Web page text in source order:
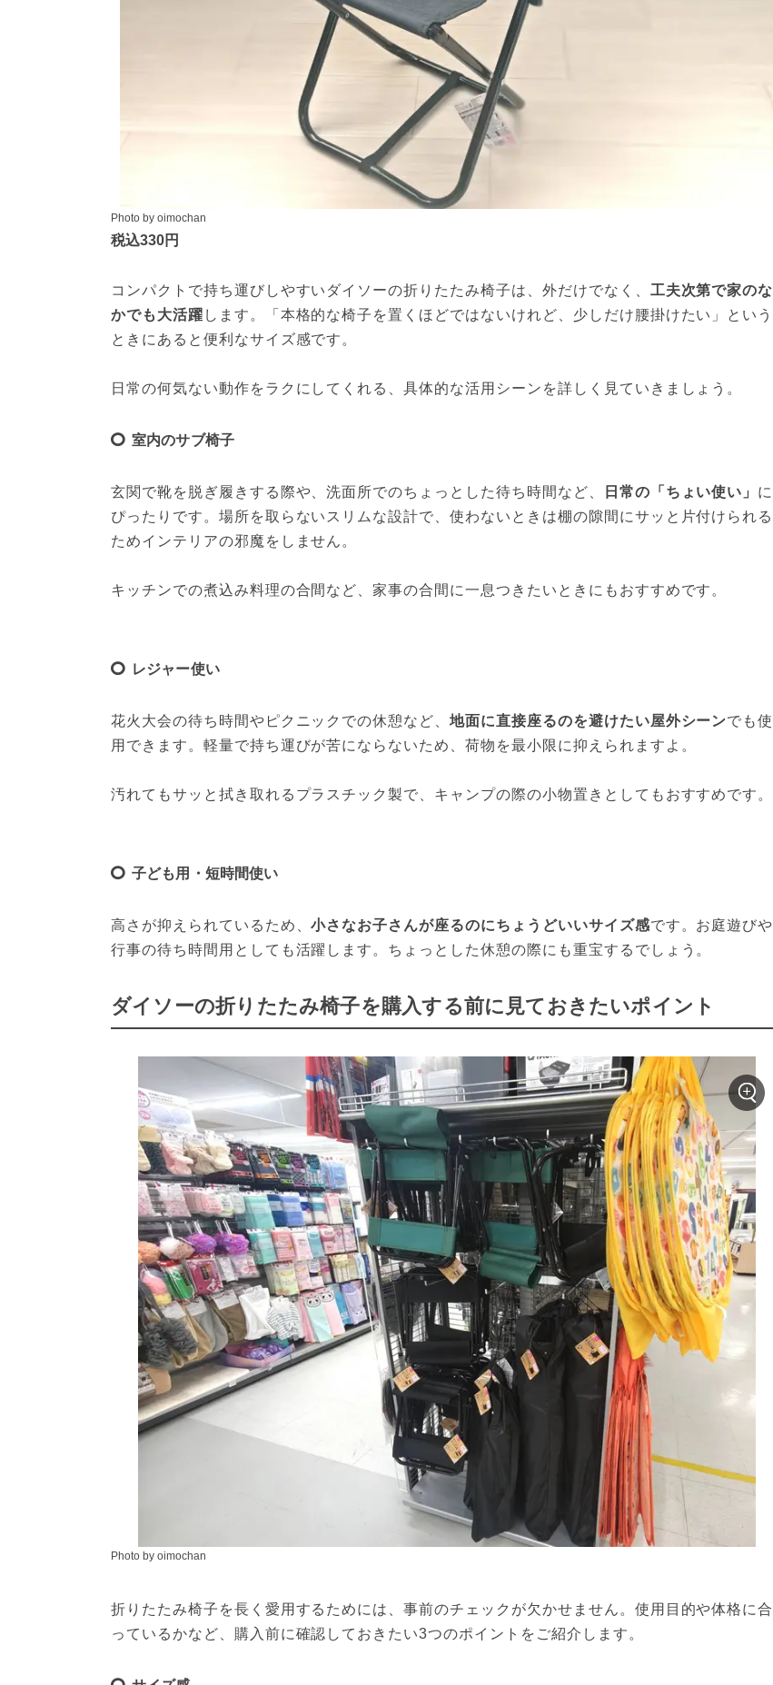
Photo by oimochan
税込330円
コンパクトで持ち運びしやすいダイソーの折りたたみ椅子は、外だけでなく、 工夫次第で家のな
かでも大活躍 します。「本格的な椅子を置くほどではないけれど、少しだけ腰掛けたい」という
ときにあると便利なサイズ感です。
日常の何気ない動作をラクにしてくれる、具体的な活用シーンを詳しく見ていきましょう。
室内のサブ椅子
玄関で靴を脱ぎ履きする際や、洗面所でのちょっとした待ち時間など、 日常の「ちょい使い」 に
ぴったりです。場所を取らないスリムな設計で、使わないときは棚の隙間にサッと片付けられる
ためインテリアの邪魔をしません。
キッチンでの煮込み料理の合間など、家事の合間に一息つきたいときにもおすすめです。
レジャー使い
花火大会の待ち時間やピクニックでの休憩など、地面に直接座るのを避けたい屋外シーンでも使
用できます。軽量で持ち運びが苦にならないため、荷物を最小限に抑えられますよ。
汚れてもサッと拭き取れるプラスチック製で、キャンプの際の小物置きとしてもおすすめです。
子ども用・短時間使い
高さが抑えられているため、小さなお子さんが座るのにちょうどいいサイズ感です。お庭遊びや
行事の待ち時間用としても活躍します。ちょっとした休憩の際にも重宝するでしょう。
ダイソーの折りたたみ椅子を購入する前に見ておきたいポイント
Photo by oimochan
折りたたみ椅子を長く愛用するためには、事前のチェックが欠かせません。使用目的や体格に合
っているかなど、購入前に確認しておきたい3つのポイントをご紹介します。